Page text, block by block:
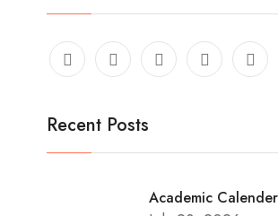
Recent Posts
Academic